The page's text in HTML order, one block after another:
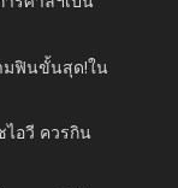
มฟินขั้นสุด!ใน
ไอวี ควรกิน